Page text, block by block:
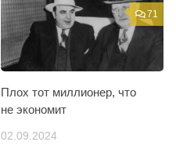
71
Плох тот миллионер, что
не экономит
02.09.2024